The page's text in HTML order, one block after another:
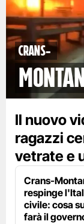
Crans-
Il nuovo
ragazzi
vetrate e
Crans-
respinge
civile: cosa
farà il